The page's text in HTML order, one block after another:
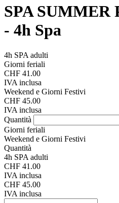
SPA
- 4h Spa
4h SPA adulti
Giorni feriali
CHF 41.00
IVA inclusa
Weekend e Giorni Festivi
CHF 45.00
IVA inclusa
Quantità
Giorni feriali
Weekend e Giorni Festivi
Quantità
4h SPA adulti
CHF 41.00
IVA inclusa
CHF 45.00
IVA inclusa